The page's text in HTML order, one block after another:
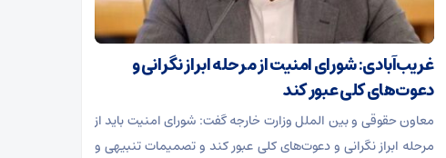
غریب‌آبادی: شورای امنیت از مرحله ابراز نگرانی و
دعوت‌های کلی عبور کند
معاون حقوقی و بین الملل وزارت خارجه گفت: شورای امنیت باید از
مرحله ابراز نگرانی و دعوت‌های کلی عبور کند و تصمیمات تنبیهی و